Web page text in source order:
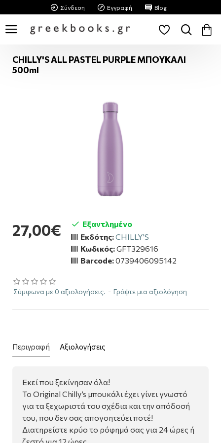
Σύνδεση Εγγραφή Blog
CHILLY'S ALL PASTEL PURPLE ΜΠΟΥΚΑΛΙ
500ml
Σύμφωνα με 0 αξιολογήσεις. - Γράψτε μια αξιολόγηση
27,00€
Εξαντλημένο
Εκδότης:CHILLY'S
Κωδικός:GFT329616
Barcode:0739406095142
Περιγραφή Αξιολογήσεις
Εκεί που ξεκίνησαν όλα!
Το Original Chilly’s μπουκάλι έχει γίνει γνωστό
για τα ξεχωριστά του σχέδια και την απόδοσή
του, που δεν σας απογοητεύει ποτέ!
Διατηρείστε κρύο το ρόφημά σας για 24 ώρες ή
ζεστό για 12 ώρες.